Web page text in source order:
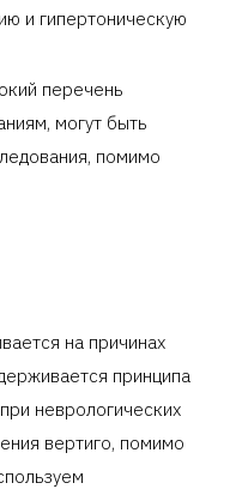
и гипертоническую
перечень
могут быть
помимо
на причинах
принципа
неврологических
вертиго, помимо